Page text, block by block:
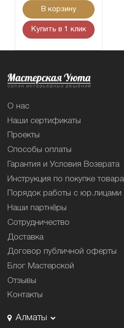
В корзину
Купить в 1 клик
О нас
Наши сертификаты
Проекты
Способы оплаты
Гарантия и Условия Возврата
Инструкция по покупке товара
Порядок работы с юр.лицами
Наши партнёры
Сотрудничество
Доставка
Договор публичной оферты
Блог Мастерской
Отзывы
Контакты
Алматы